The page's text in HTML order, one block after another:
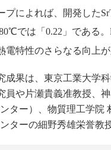
によれば、開発した
では「0.22」である
電特性のさらなる向上が
果は、東京工業大学
員や片瀬貴義准教授、
ター）、物質理工学院
ターの細野秀雄栄誉教